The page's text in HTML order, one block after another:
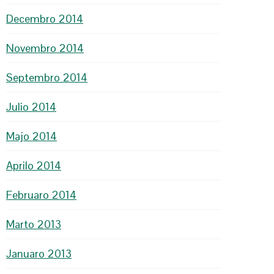
Decembro 2014
Novembro 2014
Septembro 2014
Julio 2014
Majo 2014
Aprilo 2014
Februaro 2014
Marto 2013
Januaro 2013